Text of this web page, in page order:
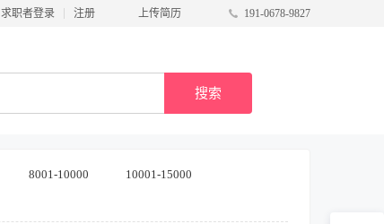
求职者登录 注册 上传简历 191-0678-9827
搜索
8001-10000
10001-15000